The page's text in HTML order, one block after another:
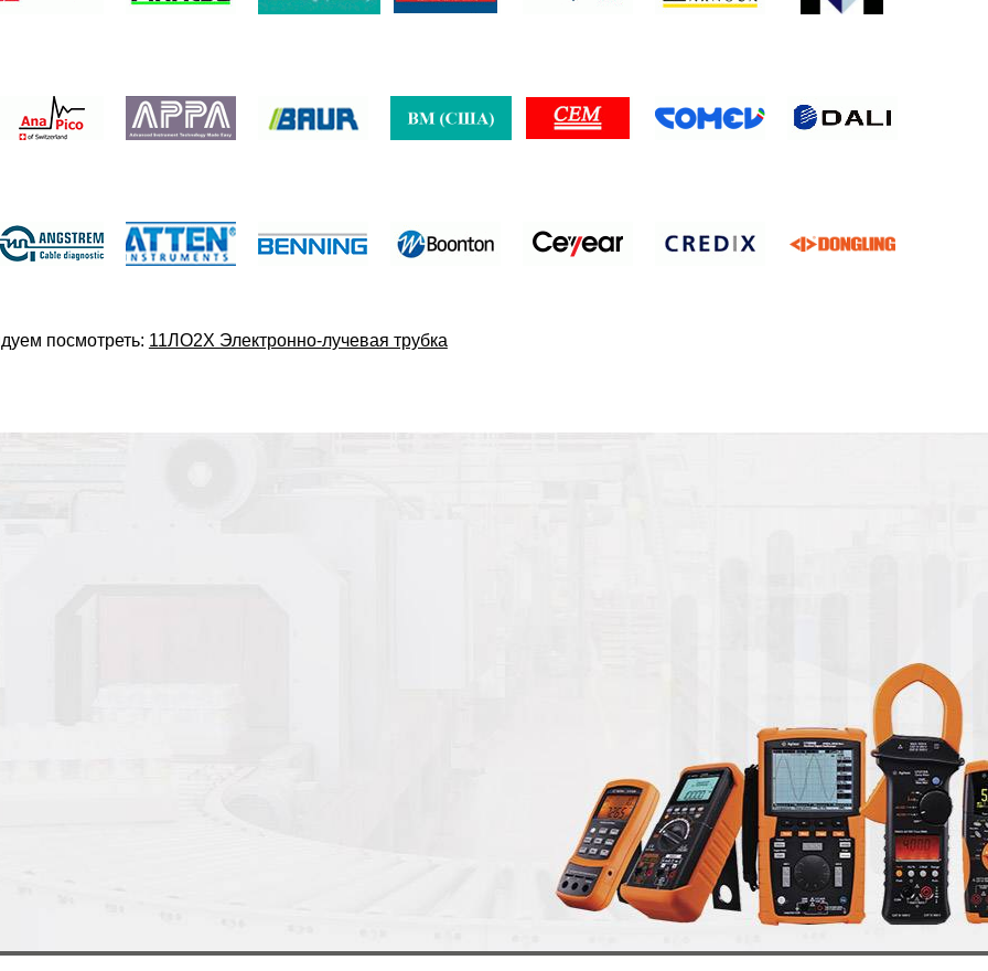
посмотреть: 11ЛО2Х Электронно-лучевая трубка